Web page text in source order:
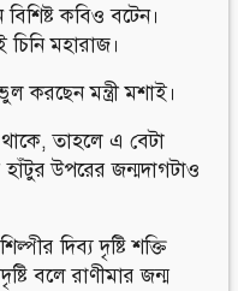
কবিও বটেন।
মহারাজ।
মন্ত্রী মশাই।
তাহলে এ বেটা
উপরের জন্মদাগটাও
দিব্য দৃষ্টি শক্তি
বলে রাণীমার জন্ম